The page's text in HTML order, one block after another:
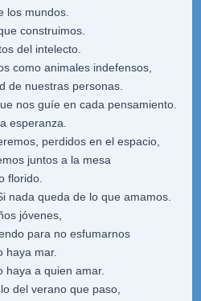
los mundos.
construimos.
del intelecto.
como animales indefensos,
de nuestras personas.
nos guíe en cada pensamiento.
esperanza.
perdidos en el espacio,
juntos a la mesa
florido.
nada queda de lo que amamos.
jóvenes,
para no esfumarnos
haya mar.
haya a quien amar.
del verano que paso,